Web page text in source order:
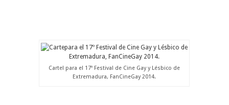
Cartel para el 17º Festival de Cine Gay y Lésbico de
Extremadura, FanCineGay 2014.